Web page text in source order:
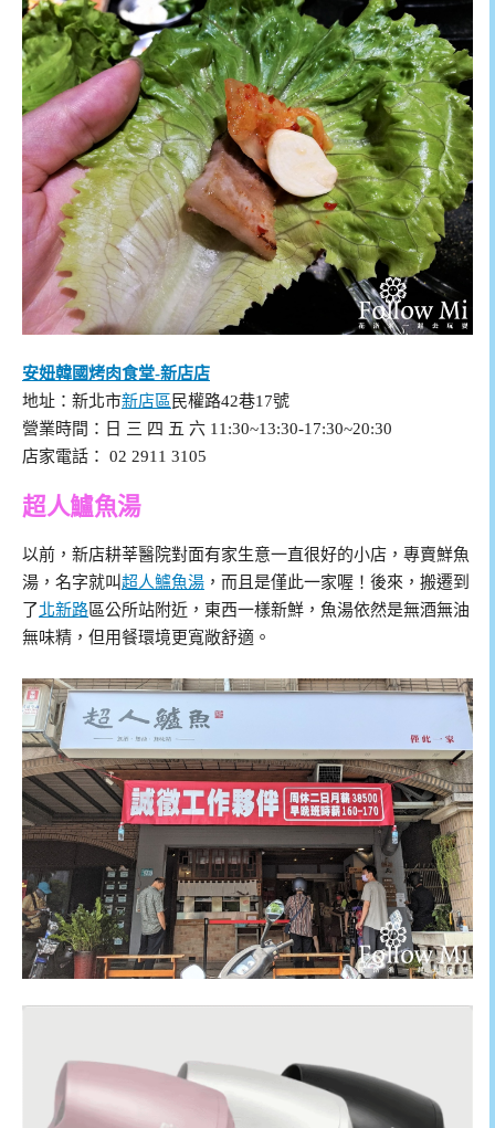
安妞韓國烤肉食堂-新店店
地址：新北市新店區民權路42巷17號
營業時間：日 三 四 五 六 11:30~13:30-17:30~20:30
店家電話： 02 2911 3105
超人鱸魚湯
以前，新店耕莘醫院對面有家生意一直很好的小店，專賣鮮魚
湯，名字就叫超人鱸魚湯 ，而且是僅此一家喔！後來，搬遷到
了北新路區公所站附近，東西一樣新鮮，魚湯依然是無酒無油
無味精，但用餐環境更寬敞舒適。